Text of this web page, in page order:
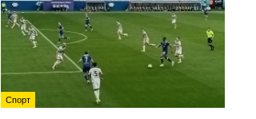
Спорт